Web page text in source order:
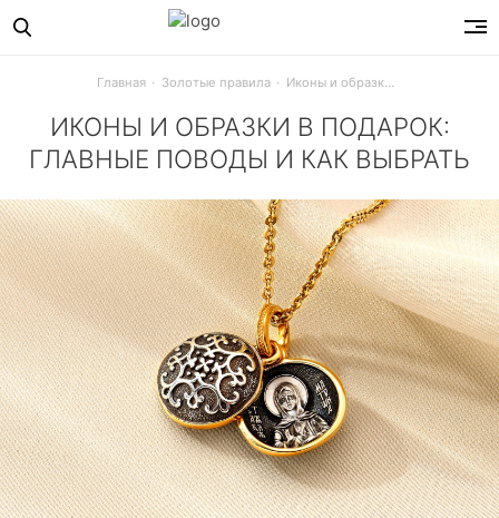
Главная Золотые правила
ИКОНЫ И ОБРАЗКИ В ПОДАРОК:
ГЛАВНЫЕ ПОВОДЫ И КАК ВЫБРАТЬ
Икона – особенный подарок. Рассказываем, как выбрать